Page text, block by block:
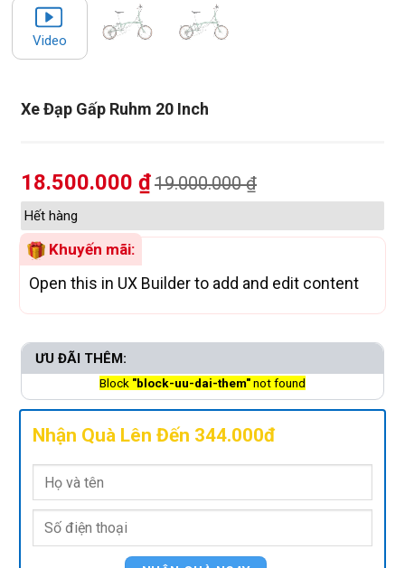
Xe Đạp Gấp Ruhm 20 Inch
Video
18.500.000 ₫19.000.000₫
Hết hàng
Khuyến mãi:
Open this in UX Builder to add and edit content
ƯU ĐÃI THÊM:
Block "block-uu-dai-them"not found
Nhận Quà Lên Đến 344.000đ